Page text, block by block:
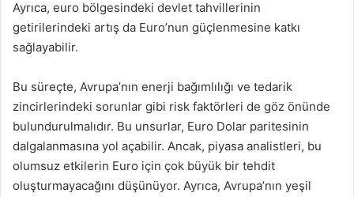
Ayrıca, euro bölgesindeki devlet tahvillerinin
getirilerindeki artış da Euro’nun güçlenmesine katkı
sağlayabilir.
Bu süreçte, Avrupa’nın enerji bağımlılığı ve tedarik
zincirlerindeki sorunlar gibi risk faktörleri de göz önünde
bulundurulmalıdır. Bu unsurlar, Euro Dolar paritesinin
dalgalanmasına yol açabilir. Ancak, piyasa analistleri, bu
olumsuz etkilerin Euro için çok büyük bir tehdit
oluşturmayacağını düşünüyor. Ayrıca, Avrupa’nın yeşil